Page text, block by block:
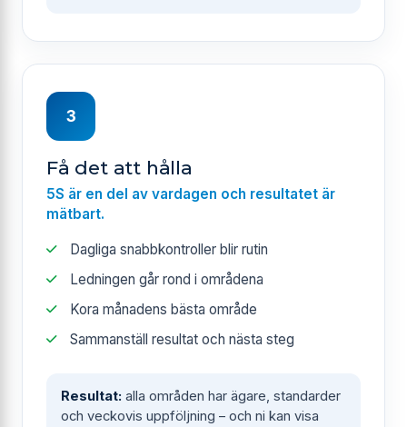
3
Få det att hålla
5S är en del av vardagen och resultatet är
mätbart.
Dagliga snabbkontroller blir rutin
Ledningen går rond i områdena
Kora månadens bästa område
Sammanställ resultat och nästa steg
Resultat: alla områden har ägare, standarder
och veckovis uppföljning – och ni kan visa